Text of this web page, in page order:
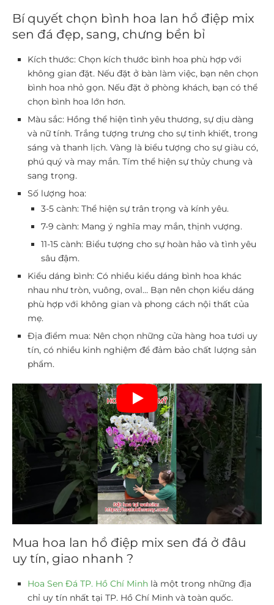
Bí quyết chọn bình hoa lan hồ điệp mix
sen đá đẹp, sang, chưng bền bỉ
Kích thước: Chọn kích thước bình hoa phù hợp với
không gian đặt. Nếu đặt ở bàn làm việc, bạn nên chọn
bình hoa nhỏ gọn. Nếu đặt ở phòng khách, bạn có thể
chọn bình hoa lớn hơn.
Màu sắc: Hồng thể hiện tình yêu thương, sự dịu dàng
và nữ tính. Trắng tượng trưng cho sự tinh khiết, trong
sáng và thanh lịch. Vàng là biểu tượng cho sự giàu có,
phú quý và may mắn. Tím thể hiện sự thủy chung và
sang trọng.
Số lượng hoa:
3-5 cành: Thể hiện sự trân trọng và kính yêu.
7-9 cành: Mang ý nghĩa may mắn, thịnh vượng.
11-15 cành: Biểu tượng cho sự hoàn hảo và tình yêu
sâu đậm.
Kiểu dáng bình: Có nhiều kiểu dáng bình hoa khác
nhau như tròn, vuông, oval… Bạn nên chọn kiểu dáng
phù hợp với không gian và phong cách nội thất của
mẹ.
Địa điểm mua: Nên chọn những cửa hàng hoa tươi uy
tín, có nhiều kinh nghiệm để đảm bảo chất lượng sản
phẩm.
Mua hoa lan hồ điệp mix sen đá ở đâu
uy tín, giao nhanh ?
Hoa Sen Đá TP. Hồ Chí Minh là một trong những địa
chỉ uy tín nhất tại TP. Hồ Chí Minh và toàn quốc.